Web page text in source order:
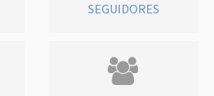
SEGUIDORES